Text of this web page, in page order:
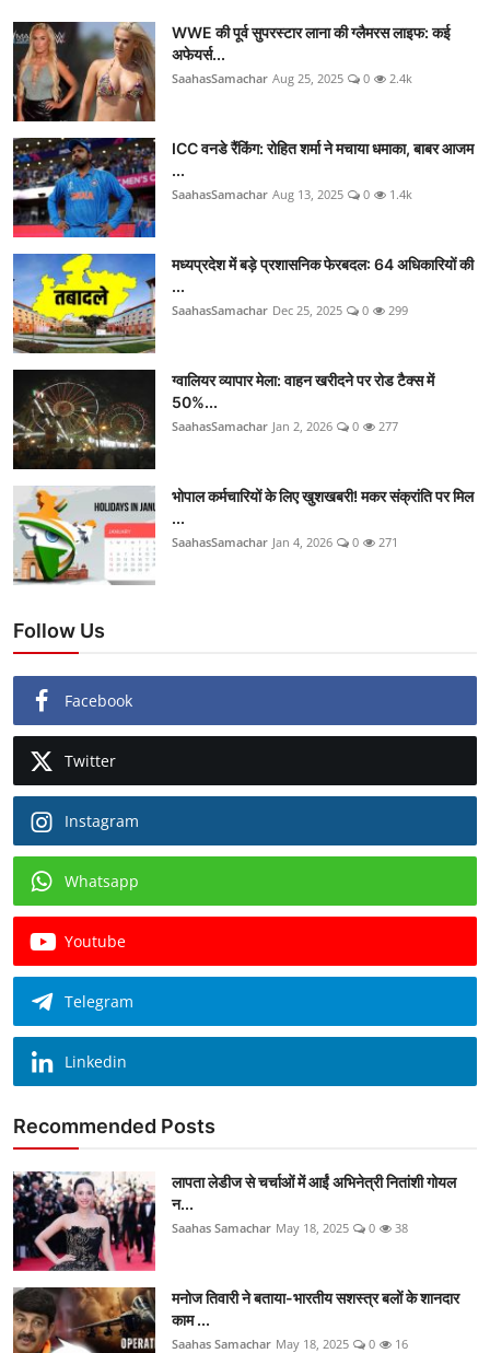
WWE की पूर्व सुपरस्टार लाना की ग्लैमरस लाइफ: कई
अफेयर्स...
SaahasSamachar Aug 25, 2025 0 2.4k
ICC वनडे रैंकिंग: रोहित शर्मा ने मचाया धमाका, बाबर आजम
...
SaahasSamachar Aug 13, 2025 0 1.4k
मध्यप्रदेश में बड़े प्रशासनिक फेरबदल: 64 अधिकारियों की
...
SaahasSamachar Dec 25, 2025 0 299
ग्वालियर व्यापार मेला: वाहन खरीदने पर रोड टैक्स में
50%...
SaahasSamachar Jan 2, 2026 0 277
भोपाल कर्मचारियों के लिए खुशखबरी! मकर संक्रांति पर मिल
...
SaahasSamachar Jan 4, 2026 0 271
Follow Us
Facebook
Twitter
Instagram
Whatsapp
Youtube
Telegram
Linkedin
Recommended Posts
लापता लेडीज से चर्चाओं में आईं अभिनेत्री नितांशी गोयल
न...
Saahas Samachar May 18, 2025 0 38
मनोज तिवारी ने बताया-भारतीय सशस्त्र बलों के शानदार
काम ...
Saahas Samachar May 18, 2025 0 16